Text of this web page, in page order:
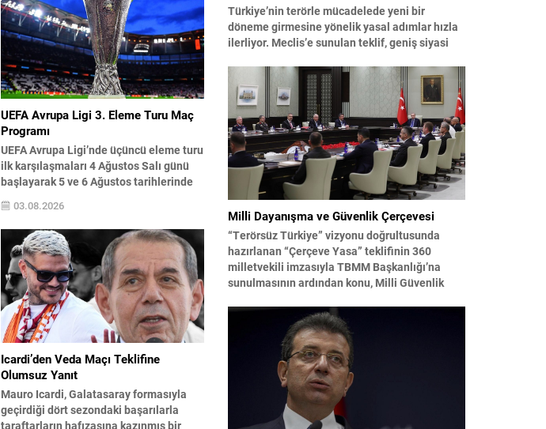
UEFA Avrupa Ligi 3. Eleme Turu Maç
Programı
UEFA Avrupa Ligi’nde üçüncü eleme turu
ilk karşılaşmaları 4 Ağustos Salı günü
başlayarak 5 ve 6 Ağustos tarihlerinde
tamamlanacak. Eşleşmelerin rövanşları
ise 11 ve 13 Ağustos tarihlerinde
oynanacak; takımlar bu turda Avrupa
sahnesindeki yolculuklarını sürdürmek
için mücadele edecekler. Beşiktaş, bu
turda Çekya temsilcisi Hradec Kralove
ile eşleşti ve ilk maçını...
03.08.2026
Icardi’den Veda Maçı Teklifine
Olumsuz Yanıt
Mauro Icardi, Galatasaray formasıyla
geçirdiği dört sezondaki başarılarla
taraftarların hafızasına kazınmış bir
Türkiye’nin terörle mücadelede yeni bir
döneme girmesine yönelik yasal adımlar hızla
ilerliyor. Meclis’e sunulan teklif, geniş siyasi
güçlendirmeyi amaçlıyor. AK Parti Genel
Başkanvekili Efkan Ala, teklifin 360’a yakın
milletvekilinin imzasıyla TBMM Başkanlığı’na
verildiğini belirterek, hem siyasi hem de
toplumsal düzeyde önemli bir destek
bulunduğunu...
Milli Dayanışma ve Güvenlik Çerçevesi
“Terörsüz Türkiye” vizyonu doğrultusunda
hazırlanan “Çerçeve Yasa” teklifinin 360
milletvekili imzasıyla TBMM Başkanlığı’na
sunulmasının ardından konu, Milli Güvenlik
Toplantı sonrası yayımlanan sekiz maddelik
bildiri, ülke güvenliği ve bölgesel gelişmelere
dair değerlendirmeleri içermektedir. Yaklaşık 2
saat 15 dakika süren oturumun sonuç
metninde; terörle mücadele, bölgesel istikrar,...